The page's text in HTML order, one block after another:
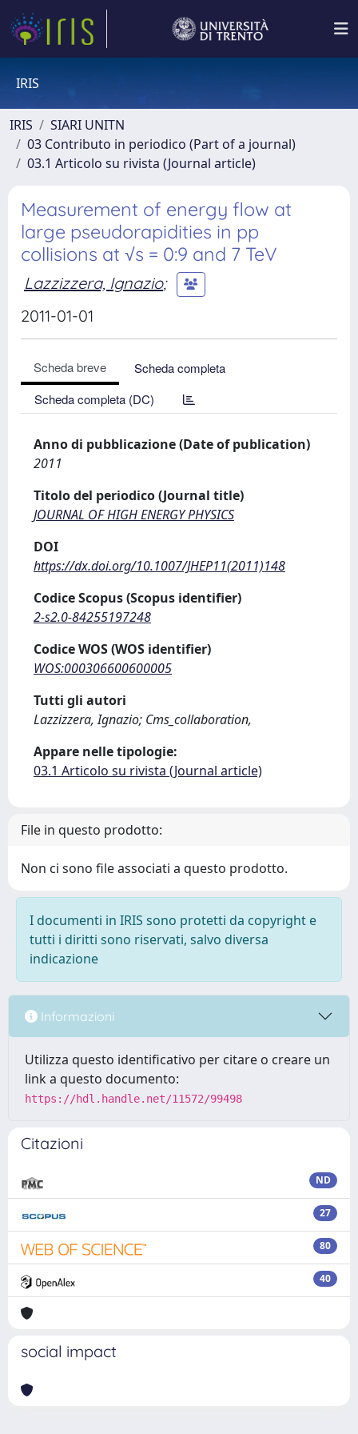
IRIS
IRIS
SIARI UNITN
03 Contributo in periodico (Part of a journal)
03.1 Articolo su rivista (Journal article)
Measurement of energy flow at
large pseudorapidities in pp
collisions at √s = 0:9 and 7 TeV
Lazzizzera, Ignazio;
2011-01-01
Scheda breve
Scheda completa
Scheda completa (DC)
Anno di pubblicazione (Date of publication)
2011
Titolo del periodico (Journal title)
JOURNAL OF HIGH ENERGY PHYSICS
DOI
https://dx.doi.org/10.1007/JHEP11(2011)148
Codice Scopus (Scopus identifier)
2-s2.0-84255197248
Codice WOS (WOS identifier)
WOS:000306600600005
Tutti gli autori
Lazzizzera, Ignazio; Cms_collaboration,
Appare nelle tipologie:
03.1 Articolo su rivista (Journal article)
File in questo prodotto:
Non ci sono file associati a questo prodotto.
I documenti in IRIS sono protetti da copyright e
tutti i diritti sono riservati, salvo diversa
indicazione
Informazioni
Utilizza questo identificativo per citare o creare un
link a questo documento:
https://hdl.handle.net/11572/99498
Citazioni
ND
27
80
40
social impact